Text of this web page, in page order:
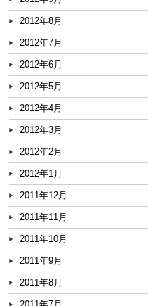
2012年8月
2012年7月
2012年6月
2012年5月
2012年4月
2012年3月
2012年2月
2012年1月
2011年12月
2011年11月
2011年10月
2011年9月
2011年8月